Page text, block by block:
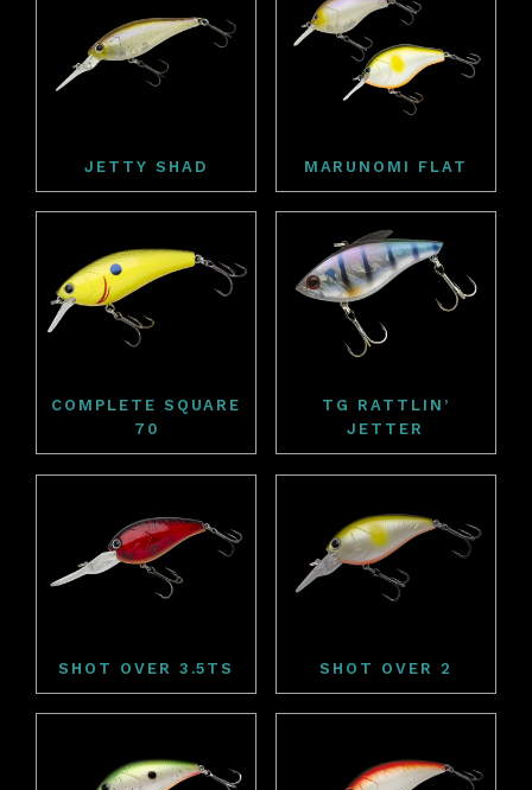
JETTY SHAD MARUNOMI FLAT
COMPLETE SQUARE
70
TG RATTLIN’
JETTER
SHOT OVER 3.5TS SHOT OVER 2